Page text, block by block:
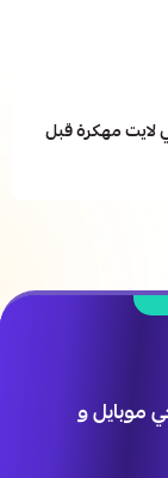
لايت مهكرة قبل
و